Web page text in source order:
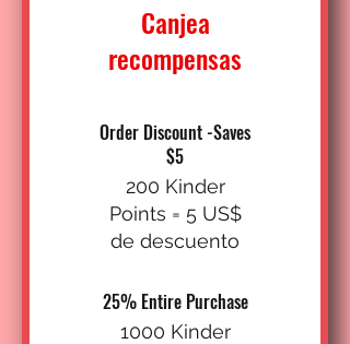
Canjea
recompensas
Order Discount -Saves
$5
200 Kinder
Points = 5 US$
de descuento
25% Entire Purchase
1000 Kinder